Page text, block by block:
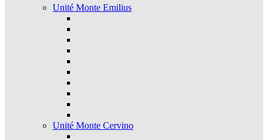
Unité Monte Emilius
Unité Monte Cervino